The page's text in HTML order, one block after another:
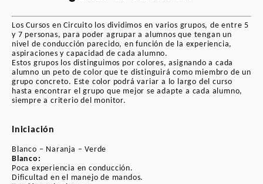
Precios (IVA incluido y excluído seguro):
Almería— 235 €
(iniciación/perfeccionamiento) · 260 €
(deportivo)
Portimao — 445 €
Motorland— 385 €
Los Cursos en Circuito los dividimos en varios grupos, de entre 5
y 7 personas, para poder agrupar a alumnos que tengan un
nivel de conducción parecido, en función de la experiencia,
aspiraciones y capacidad de cada alumno.
Estos grupos los distinguimos por colores, asignando a cada
alumno un peto de color que te distinguirá como miembro de un
grupo concreto. Este color podrá variar a lo largo del curso
hasta encontrar el grupo que mejor se adapte a cada alumno,
siempre a criterio del monitor.
Iniciación
Blanco – Naranja – Verde
Blanco:
Poca experiencia en conducción.
Dificultad en el manejo de mandos.